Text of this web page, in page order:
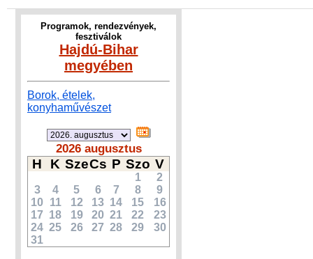
Programok, rendezvények,
fesztiválok
Hajdú-Bihar
megyében
Borok, ételek,
konyhaművészet
2026 augusztus
H K SzeCs P Szo V
1
2
3
4 5 6 7 8
9
10
11 12 13 14 15
16
17 18 19 20 21 22
23
24 25 26 27 28 29
30
31